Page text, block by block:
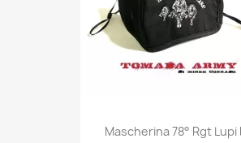
Quick view
Mascherina 78° Rgt Lupi